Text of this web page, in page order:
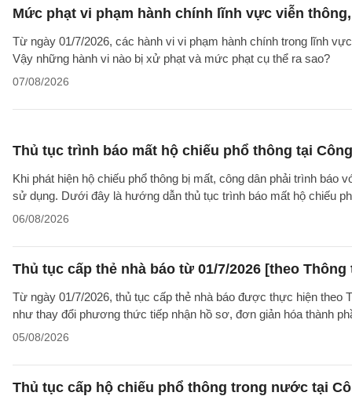
Mức phạt vi phạm hành chính lĩnh vực viễn
Từ ngày 01/7/2026, các hành vi vi phạm hành chính trong lĩnh
Vậy những hành vi nào bị xử phạt và mức phạt cụ thể ra sao?
07/08/2026
Thủ tục trình báo mất hộ chiếu phổ thông tại
Khi phát hiện hộ chiếu phổ thông bị mất, công dân phải trình
sử dụng. Dưới đây là hướng dẫn thủ tục trình báo mất hộ chiếu
06/08/2026
Thủ tục cấp thẻ nhà báo từ 01/7/2026 [theo Thông
Từ ngày 01/7/2026, thủ tục cấp thẻ nhà báo được thực hiện
như thay đổi phương thức tiếp nhận hồ sơ, đơn giản hóa thành
05/08/2026
Thủ tục cấp hộ chiếu phổ thông trong nước tại